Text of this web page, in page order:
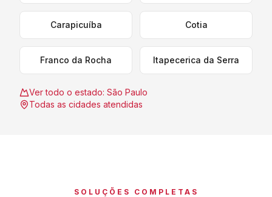
Carapicuíba Cotia
Franco da Rocha Itapecerica da Serra
Ver todo o estado: São Paulo
Todas as cidades atendidas
SOLUÇÕES COMPLETAS